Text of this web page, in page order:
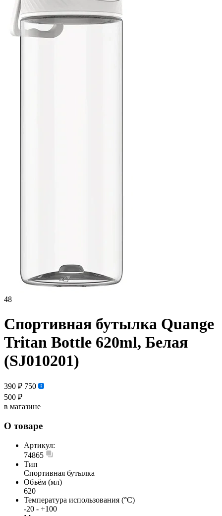
48
Спортивная бутылка Quange
Tritan Bottle 620ml, Белая
(SJ010201)
390 ₽ 750
500 ₽
в магазине
О товаре
Артикул:
74865
Тип
Спортивная бутылка
Объём (мл)
620
Температура использования (°С)
-20 - +100